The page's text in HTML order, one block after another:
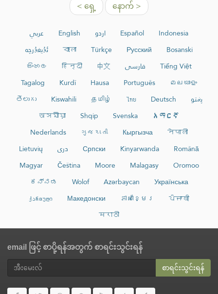
< ရှေ့ နောက် >
عربي English اردو Español
Indonesia
ئۇيغۇرچە
বাংলা Türkçe Русский
Bosanski
සිංහල
हिन्दी 中文 فارسی
Tiếng Việt
Tagalog
Kurdî Hausa Português
മലയാളം
తెలుగు
Kiswahili தமிழ் ไทย Deutsch
پښتو
অসমীয়া
Shqip Svenska
አማርኛ
Nederlands
ગુજરાતી Кыргызча
नेपाली
Lietuvių
دری Српски Kinyarwanda
Română
Magyar
Čeština Moore Malagasy
Oromoo
ಕನ್ನಡ
Wolof Azərbaycan
Українська
ქართული
Македонски ភាសាខ្មែរ
ਪੰਜਾਬੀ
मराठी
email ဖြင့် စာပို့ရန်အတွက် စာရင်းသွင်းရန်
စာရင်းသွင်းရန်